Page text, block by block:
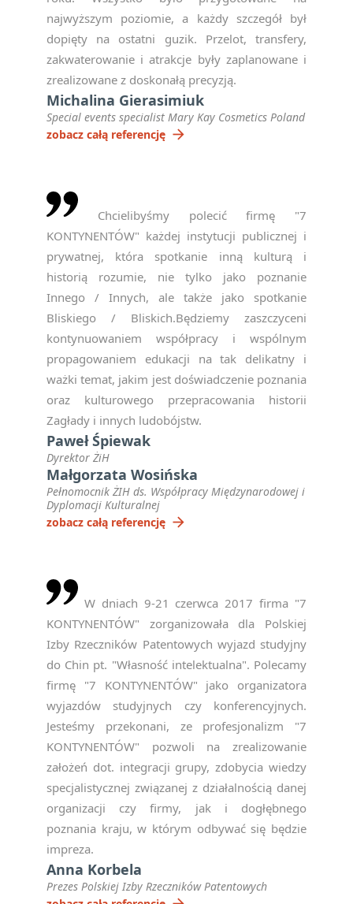
najwyższym poziomie, a każdy szczegół był
dopięty na ostatni guzik. Przelot, transfery,
zakwaterowanie i atrakcje były zaplanowane i
zrealizowane z doskonałą precyzją.
Michalina Gierasimiuk
Special events specialist Mary Kay Cosmetics Poland
zobacz całą referencję arrow_forward
Chcielibyśmy polecić firmę "7
KONTYNENTÓW" każdej instytucji publicznej i
prywatnej, która spotkanie inną kulturą i
historią rozumie, nie tylko jako poznanie
Innego / Innych, ale także jako spotkanie
Bliskiego / Bliskich.Będziemy zaszczyceni
kontynuowaniem współpracy i wspólnym
propagowaniem edukacji na tak delikatny i
ważki temat, jakim jest doświadczenie poznania
oraz kulturowego przepracowania historii
Zagłady i innych ludobójstw.
Paweł Śpiewak
Dyrektor ŻiH
Małgorzata Wosińska
Pełnomocnik ŻIH ds. Współpracy Międzynarodowej i
Dyplomacji Kulturalnej
zobacz całą referencję arrow_forward
W dniach 9-21 czerwca 2017 firma "7
KONTYNENTÓW" zorganizowała dla Polskiej
Izby Rzeczników Patentowych wyjazd studyjny
do Chin pt. "Własność intelektualna". Polecamy
firmę "7 KONTYNENTÓW" jako organizatora
wyjazdów studyjnych czy konferencyjnych.
Jesteśmy przekonani, ze profesjonalizm "7
KONTYNENTÓW" pozwoli na zrealizowanie
założeń dot. integracji grupy, zdobycia wiedzy
specjalistycznej związanej z działalnością danej
organizacji czy firmy, jak i dogłębnego
poznania kraju, w którym odbywać się będzie
impreza.
Anna Korbela
Prezes Polskiej Izby Rzeczników Patentowych